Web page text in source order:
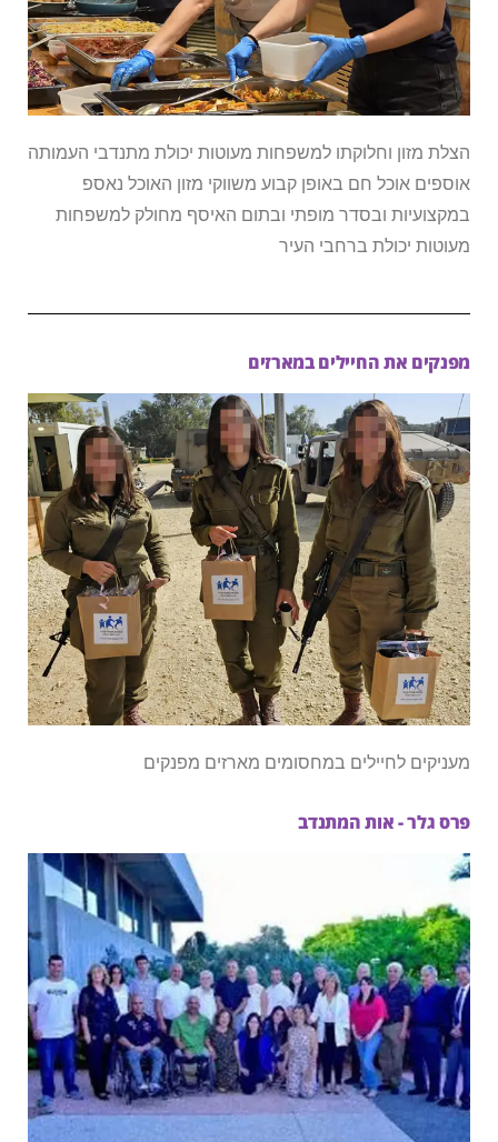
הצלת מזון וחלוקתו למשפחות מעוטות יכולת מתנדבי העמותה
אוספים אוכל חם באופן קבוע משווקי מזון האוכל נאספ
במקצועיות ובסדר מופתי ובתום האיסף מחולק למשפחות
מעוטות יכולת ברחבי העיר
מפנקים את החיילים במארזים
מעניקים לחיילים במחסומים מארזים מפנקים
פרס גלר - אות המתנדב